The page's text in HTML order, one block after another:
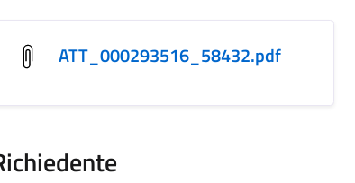
ATT_000293516_58432.pdf